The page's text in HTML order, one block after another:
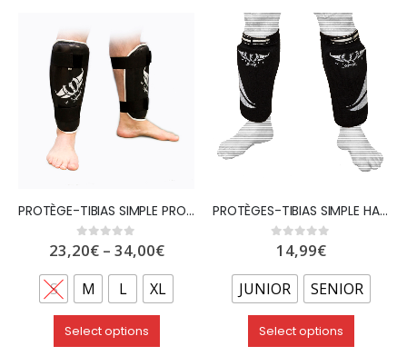
PROTÈGE-TIBIAS SIMPLE PRO SUPER PU – WETTLE GEAR
0out of 5
23,20€– 34,00€
S M L XL
Select options
PROTÈGES-TIBIAS SIMPLE HAUT GAMME EN COTON ELASTIQUE – NOIR – WETTLE GEAR
out of 5
14,99€
JUNIOR SENIOR
Select options